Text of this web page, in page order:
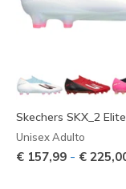
Skechers SKX_2
Unisex Adulto
€ 157,99 - €